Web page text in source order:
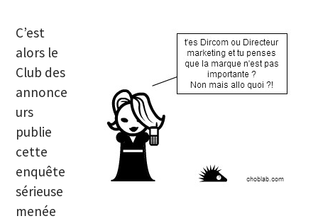
C’est
alors le
Club des
annonce
urs
publie
cette
enquête
sérieuse
menée